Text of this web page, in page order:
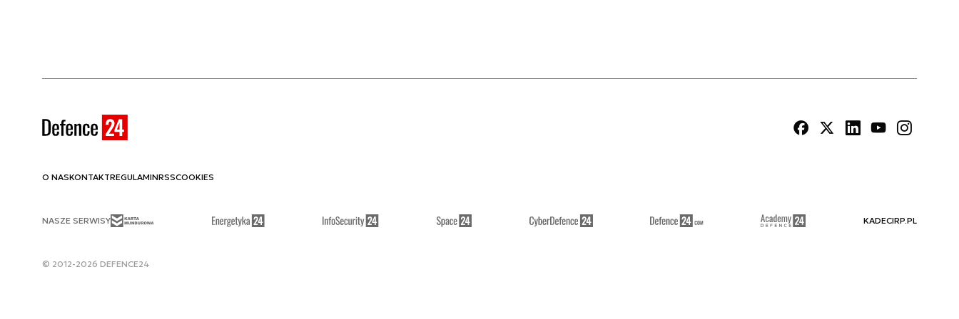
O NASKONTAKTREGULAMINRSSCOOKIES
NASZE SERWISY KADECIRP.PL
© 2012-2026 DEFENCE24